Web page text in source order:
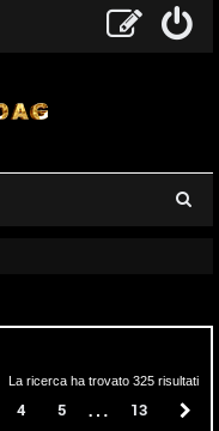
La ricerca ha trovato 325 risultati
4 5 … 13